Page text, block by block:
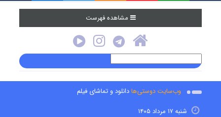
مشاهده فهرست
وب‌سایت دوستی‌هادانلود و تماشای فیلم
شنبه ۱۷ مرداد ۱۴۰۵